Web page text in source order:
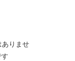
ありませ